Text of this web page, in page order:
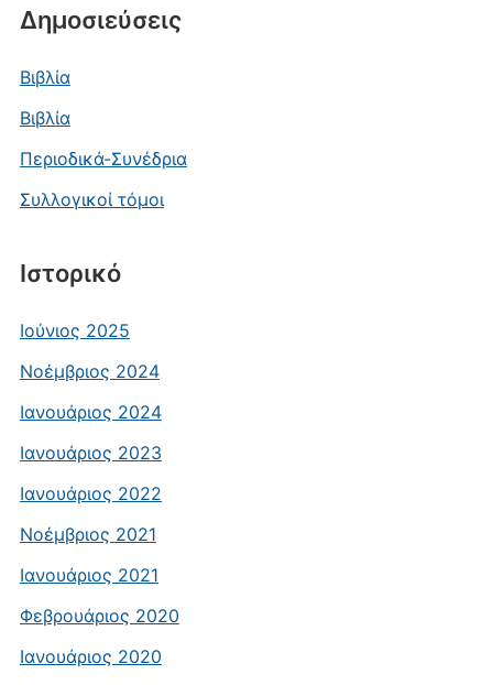
Δημοσιεύσεις
Βιβλία
Βιβλία
Περιοδικά-Συνέδρια
Συλλογικοί τόμοι
Ιστορικό
Ιούνιος 2025
Νοέμβριος 2024
Ιανουάριος 2024
Ιανουάριος 2023
Ιανουάριος 2022
Νοέμβριος 2021
Ιανουάριος 2021
Φεβρουάριος 2020
Ιανουάριος 2020